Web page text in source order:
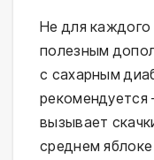
Не для каждого
полезным
с сахарным
рекомендуется
вызывает
среднем